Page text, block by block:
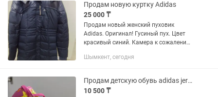
Продам новую куртку Adidas
25 000 ₸
Продам новый женский пуховик
Adidas. Оригинал! Гусиный пух. Цвет
красивый синий. Камера к сожалению
рукавах теплый флис. Руки будут в
Шымкент, сегодня
Продам детскую обувь adidas jeremy scott
10 500 ₸